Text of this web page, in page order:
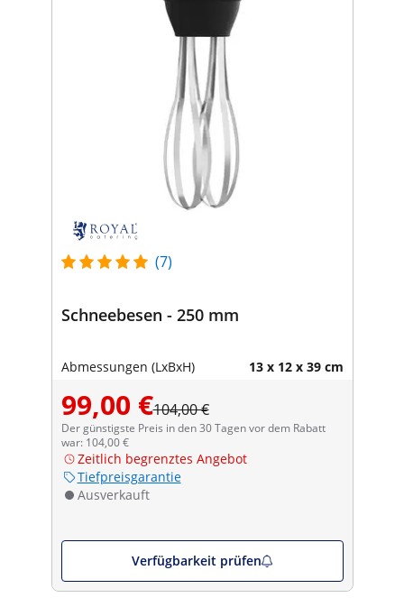
(7)
Schneebesen - 250 mm
Abmessungen (LxBxH) 13 x 12 x 39 cm
99,00 €104,00 €
Der günstigste Preis in den 30 Tagen vor dem Rabatt
war: 104,00 €
Zeitlich begrenztes Angebot
Tiefpreisgarantie
Ausverkauft
Verfügbarkeit prüfen